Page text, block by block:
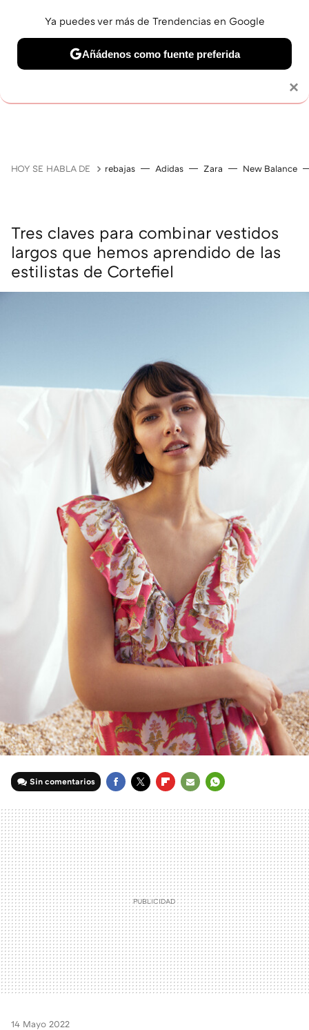
OFERTAS EN
HOY SE HABLA DE rebajas Adidas Zara New Balance
Tres claves para combinar vestidos
largos que hemos aprendido de las
estilistas de Cortefiel
Sin comentarios
MAIL
14 Mayo 2022
×
Ya puedes ver más de Trendencias en Google
Añádenos como fuente preferida